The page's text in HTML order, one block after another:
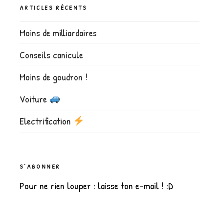
ARTICLES RÉCENTS
Moins de milliardaires
Conseils canicule
Moins de goudron !
Voiture
Electrification
S’ABONNER
Pour ne rien louper : laisse ton e-mail ! :D